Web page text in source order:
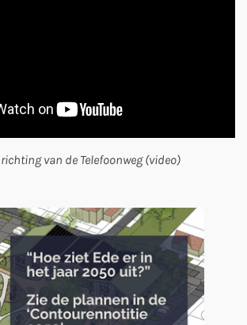
van de Telefoonweg (video)